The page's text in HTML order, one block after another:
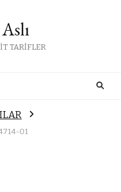
TARİFLER
01